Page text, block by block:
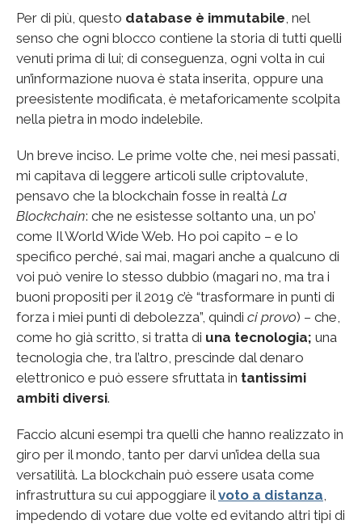
Per di più, questo database è immutabile , nel
senso che ogni blocco contiene la storia di tutti quelli
venuti prima di lui; di conseguenza, ogni volta in cui
un’informazione nuova è stata inserita, oppure una
preesistente modificata, è metaforicamente scolpita
nella pietra in modo indelebile.
Un breve inciso. Le prime volte che, nei mesi passati,
mi capitava di leggere articoli sulle criptovalute,
pensavo che la blockchain fosse in realtà La
Blockchain: che ne esistesse soltanto una, un po’
come Il World Wide Web. Ho poi capito – e lo
specifico perché, sai mai, magari anche a qualcuno di
voi può venire lo stesso dubbio (magari no, ma tra i
buoni propositi per il 2019 c’è “trasformare in punti di
forza i miei punti di debolezza”, quindi ci provo) – che,
come ho già scritto, si tratta di una tecnologia; una
tecnologia che, tra l’altro, prescinde dal denaro
elettronico e può essere sfruttata in tantissimi
ambiti diversi.
Faccio alcuni esempi tra quelli che hanno realizzato in
giro per il mondo, tanto per darvi un’idea della sua
versatilità. La blockchain può essere usata come
infrastruttura su cui appoggiare il voto a distanza
impedendo di votare due volte ed evitando altri tipi di